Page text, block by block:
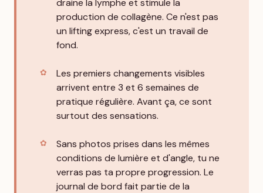
production de collagène. Ce n'est pas
un lifting express, c'est un travail de
fond.
Les premiers changements visibles
arrivent entre 3 et 6 semaines de
pratique régulière. Avant ça, ce sont
surtout des sensations.
Sans photos prises dans les mêmes
conditions de lumière et d'angle, tu ne
verras pas ta propre progression. Le
journal de bord fait partie de la